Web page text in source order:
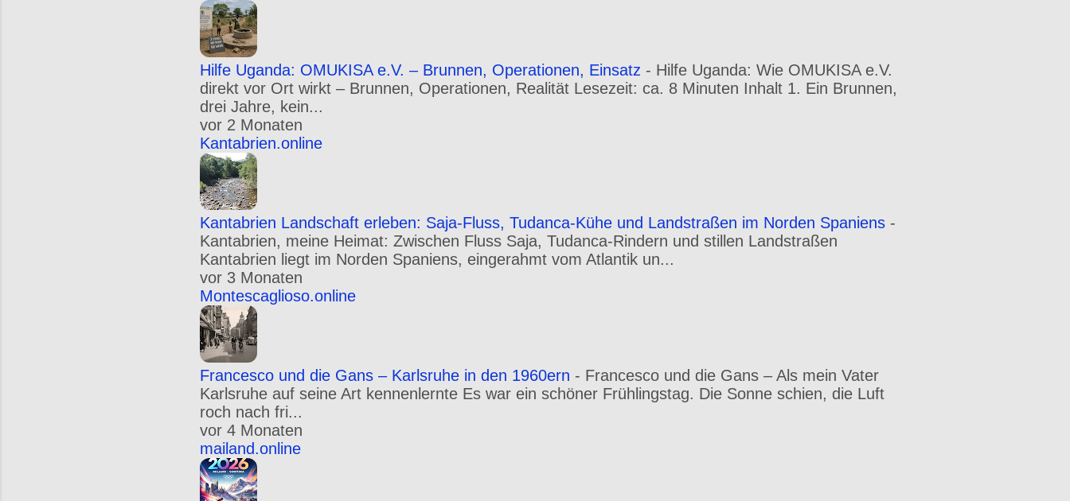
Hilfe Uganda: OMUKISA e.V. – Brunnen, Operationen, Einsatz - Hilfe Uganda: Wie OMUKISA e.V.
direkt vor Ort wirkt – Brunnen, Operationen, Realität Lesezeit: ca. 8 Minuten Inhalt 1. Ein Brunnen,
drei Jahre, kein...
vor 2 Monaten
Kantabrien.online
Kantabrien Landschaft erleben: Saja-Fluss, Tudanca-Kühe und Landstraßen im Norden Spaniens -
Kantabrien, meine Heimat: Zwischen Fluss Saja, Tudanca-Rindern und stillen Landstraßen
Kantabrien liegt im Norden Spaniens, eingerahmt vom Atlantik un...
vor 3 Monaten
Montescaglioso.online
Francesco und die Gans – Karlsruhe in den 1960ern - Francesco und die Gans – Als mein Vater
Karlsruhe auf seine Art kennenlernte Es war ein schöner Frühlingstag. Die Sonne schien, die Luft
roch nach fri...
vor 4 Monaten
mailand.online